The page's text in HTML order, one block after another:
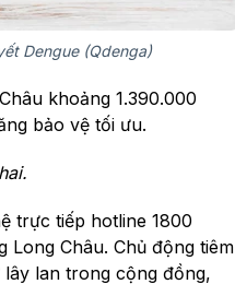
Dengue (Qdenga)
khoảng 1.390.000
bảo vệ tối ưu.
trực tiếp hotline 1800
Châu. Chủ động tiêm
lan trong cộng đồng,